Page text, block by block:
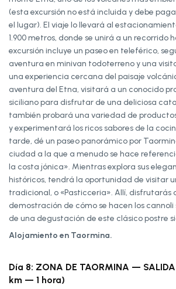
(esta excursión no está incluida y debe
el lugar). El viaje lo llevará al
1.900 metros, donde se unirá a un recorrido
excursión incluye un paseo en teleférico,
aventura en minivan todoterreno y una
una experiencia cercana del paisaje
aventura del Etna, visitará a un conocido
siciliano para disfrutar de una deliciosa
también probará una variedad de
y experimentará los ricos sabores de la
tarde, dé un paseo panorámico por
ciudad a la que a menudo se hace
la costa jónica». Mientras explora sus
históricos, tendrá la oportunidad de visitar
tradicional, o «Pasticceria». Allí, disfrutarás
demostración de cómo se hacen los cannoli
de una degustación de este clásico postre
Alojamiento en Taormina.
Día 8: ZONA DE TAORMINA —
km — 1 hora)